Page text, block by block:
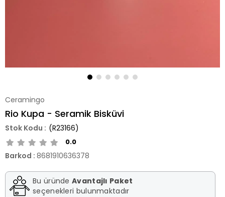
Ceramingo
Rio Kupa - Seramik Bisküvi
(R23166)
0.0
Barkod : 8681910636378
Bu üründe Avantajlı Paket
seçenekleri bulunmaktadır